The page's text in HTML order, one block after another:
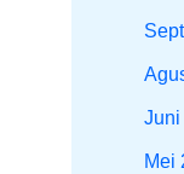
Juni
Mei